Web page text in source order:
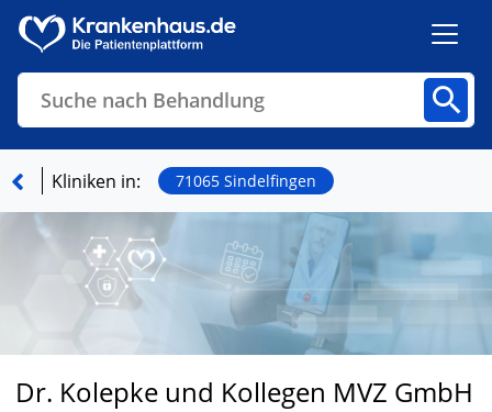
Suche nach Behandlung
Finden
Kliniken in: 71065 Sindelfingen
Dr. Kolepke und Kollegen MVZ GmbH